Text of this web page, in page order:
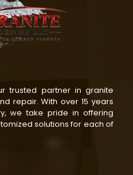
trusted partner in granite
repair. With over 15 years
we take pride in offering
solutions for each of